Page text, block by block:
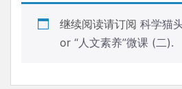
继续阅读请订阅 科学猫
or “人文素养”微课 (二).